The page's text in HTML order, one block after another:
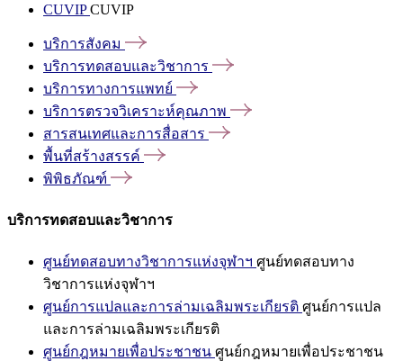
CUVIPCUVIP
บริการสังคม
บริการทดสอบและวิชาการ
บริการทางการแพทย์
บริการตรวจวิเคราะห์คุณภาพ
สารสนเทศและการสื่อสาร
พื้นที่สร้างสรรค์
พิพิธภัณฑ์
บริการทดสอบและวิชาการ
ศูนย์ทดสอบทางวิชาการแห่งจุฬาฯ ศูนย์ทดสอบทาง
วิชาการแห่งจุฬาฯ
ศูนย์การแปลและการล่ามเฉลิมพระเกียรติ ศูนย์การแปล
และการล่ามเฉลิมพระเกียรติ
ศูนย์กฎหมายเพื่อประชาชน ศูนย์กฎหมายเพื่อประชาชน